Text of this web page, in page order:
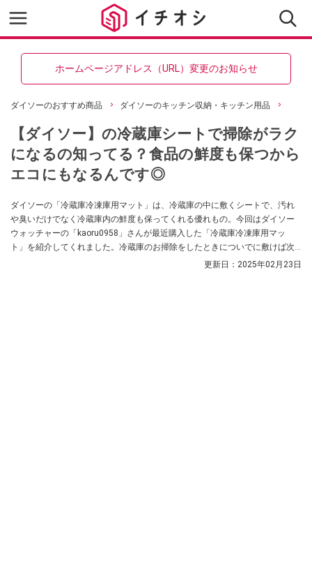
ホームページアドレス（URL）変更のお知らせ
ダイソーのおすすめ商品 ダイソーのキッチン収納・キッチン用品
【ダイソー】の冷蔵庫シートで掃除がラク
になるの知ってる？食品の鮮度も保つから
エコにもなるんです◎
ダイソーの「冷蔵庫冷凍庫用マット」は、冷蔵庫の中に敷くシートで、汚れ
や臭いだけでなく冷蔵庫内の鮮度も保ってくれる優れもの。今回はダイソー
ウォッチャーの「kaoru0958」さんが最近購入した「冷蔵庫冷凍庫用マッ
ト」を紹介してくれました。冷蔵庫のお掃除をしたときについでに敷けば次
のお掃除も楽になるのだそう。気になる方はぜひ参考にしてみてください
更新日： 2025年02月23日